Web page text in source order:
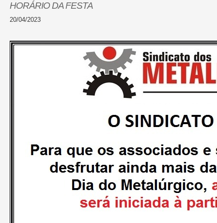
HORÁRIO DA FESTA
20/04/2023